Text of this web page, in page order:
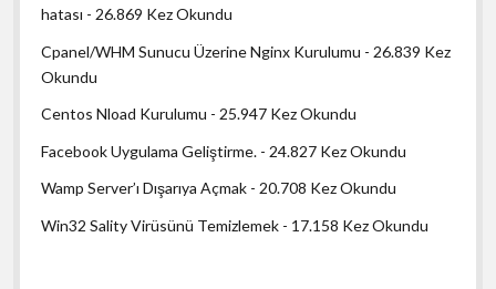
hatası - 26.869 Kez Okundu
Cpanel/WHM Sunucu Üzerine Nginx Kurulumu - 26.839 Kez
Okundu
Centos Nload Kurulumu - 25.947 Kez Okundu
Facebook Uygulama Geliştirme. - 24.827 Kez Okundu
Wamp Server’ı Dışarıya Açmak - 20.708 Kez Okundu
Win32 Sality Virüsünü Temizlemek - 17.158 Kez Okundu